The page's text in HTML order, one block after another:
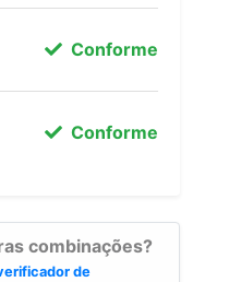
Conforme
Conforme
combinações?
de